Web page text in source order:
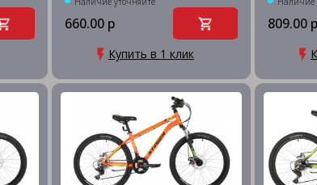
660.00 р
Купить в 1 клик
809.00 р